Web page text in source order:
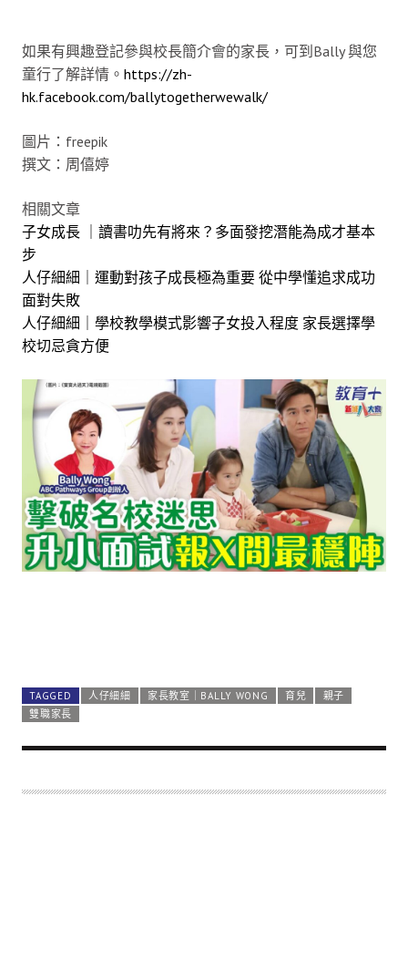
如果有興趣登記參與校長簡介會的家長，可到Bally 與您
童行了解詳情。 https://zh-
hk.facebook.com/ballytogetherwewalk/
圖片：freepik
撰文：周僖婷
相關文章
子女成長 ｜讀書叻先有將來？多面發挖潛能為成才基本
步
人仔細細｜運動對孩子成長極為重要 從中學懂追求成功
面對失敗
人仔細細｜學校教學模式影響子女投入程度 家長選擇學
校切忌貪方便
TAGGED 人仔細細 家長教室｜BALLY WONG 育兒
親子
雙職家長